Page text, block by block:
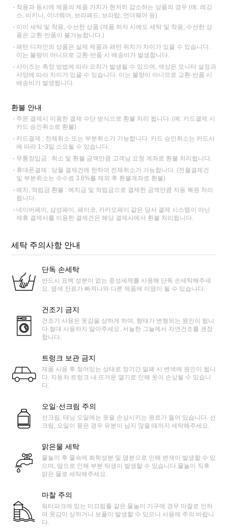
착용과 동시에 제품의 제품 가치가 현저히 감소하는 상품의 경우 (예: 레깅
스, 비키니, 이너웨어, 브라패드, 브라탑, 언더웨어 등)
이미 세탁 및 착용, 수선한 상품 (제품 하자 시에도 세탁 및 착용, 수선한 상
품은 교환·반품이 불가능합니다.)
패턴 디자인의 상품은 실제 제품과 패턴 위치가 차이가 있을 수 있습니다.
이는 불량이 아니므로 교환·반품 시 배송비가 발생합니다.
사이즈는 측정 방법에 따라 오차가 발생될 수 있으며, 색상은 모니터 설정과
사양에 따라 차이가 있을 수 있습니다. 이는 불량이 아니므로 교환·반품 시
배송비가 발생됩니다.
환불 안내
주문 결제시 이용한 결제 수단 방식으로 환불 처리 됩니다. (예: 카드결제 시
카드 승인취소로 환불)
카드결제 : 전체취소 또는 부분취소가 가능합니다. 카드 승인취소는 카드사
에 따라 1~3일 소요될 수 있습니다.
무통장입금 : 취소 및 환불 금액만큼 고객님 요청 계좌로 환불 처리됩니다.
휴대폰결제 : 당월 결제건에 한하여 전체취소가 가능합니다. (전월결제건
및 부분취소는 수수료 3.6%를 제외 후 환불계좌로 환불)
예치, 적립금 환불 : 예치금 및 적립금으로 결제한 금액만큼 자동 복원 처리
됩니다.
네이버페이, 삼성페이, 페이코, 카카오페이 같은 당사 결제 시스템이 아닌
제휴 결제사를 이용한 결제건은 해당 결제사에서 환불 처리됩니다.
세탁 주의사항 안내
단독 손세탁
반드시 표백 성분이 없는 중성세제를 사용해 단독 손세탁해주세
요. 염색 잔료가 빠져나와 다른 제품에 이염이 될 수 있습니다.
건조기 금지
건조기 사용은 옷감을 상하게 하며, 형태가 변형되는 원인이 됩니
다.절대 사용하지 말아주세요. 서늘한 그늘에서 자연건조를 권장
합니다.
트렁크 보관 금지
제품 사용 후 젖어있는 상태로 장기간 밀폐 시 변색에 원인이 됩니
다. 자동차 트렁크 내 뜨거운 열기로 인해 옷이 손상될 수 있습니
다.
오일·선크림 주의
선크림, 태닝 오일에는 옷을 손상시키는 원료가 들어 있습니다. 선
크림, 오일이 묻은 경우 유분이 남지 않을 때까지 세탁해주세요.
맑은물 세탁
물놀이 후 물속에 화학성분 및 염분으로 인해 변색이 발생할 수 있
으며, 땀으로 인해 부분 탁생이 발생할 수 있습니다.물놀이 직후
맑은 물로 세탁해주세요.
마찰 주의
워터파크에 있는 미끄럼틀 같은 물놀이 기구에 경우 마찰로 인하
여 옷감이 상하거나 보풀이 발생할 수 있으니 사용에 주의 바랍니
다.